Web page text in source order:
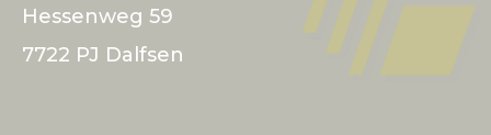
Hessenweg 59
7722 PJ Dalfsen